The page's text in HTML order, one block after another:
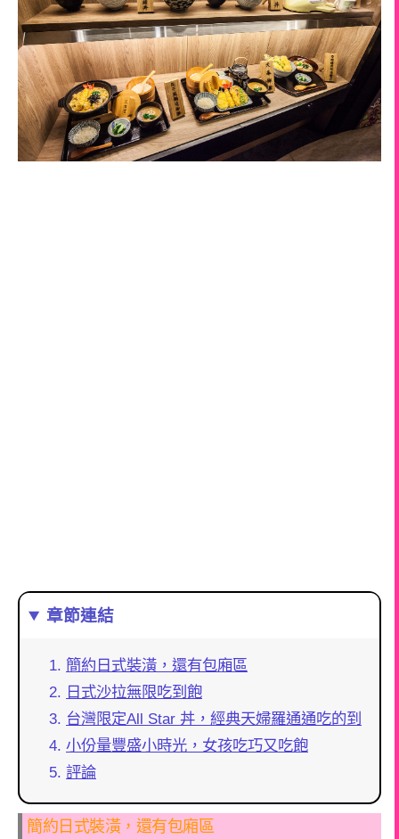
章節連結
簡約日式裝潢，還有包廂區
日式沙拉無限吃到飽
台灣限定All Star 丼，經典天婦羅通通吃的到
小份量豐盛小時光，女孩吃巧又吃飽
評論
簡約日式裝潢，還有包廂區